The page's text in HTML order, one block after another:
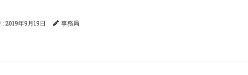
: 2019年9月19日 事務局